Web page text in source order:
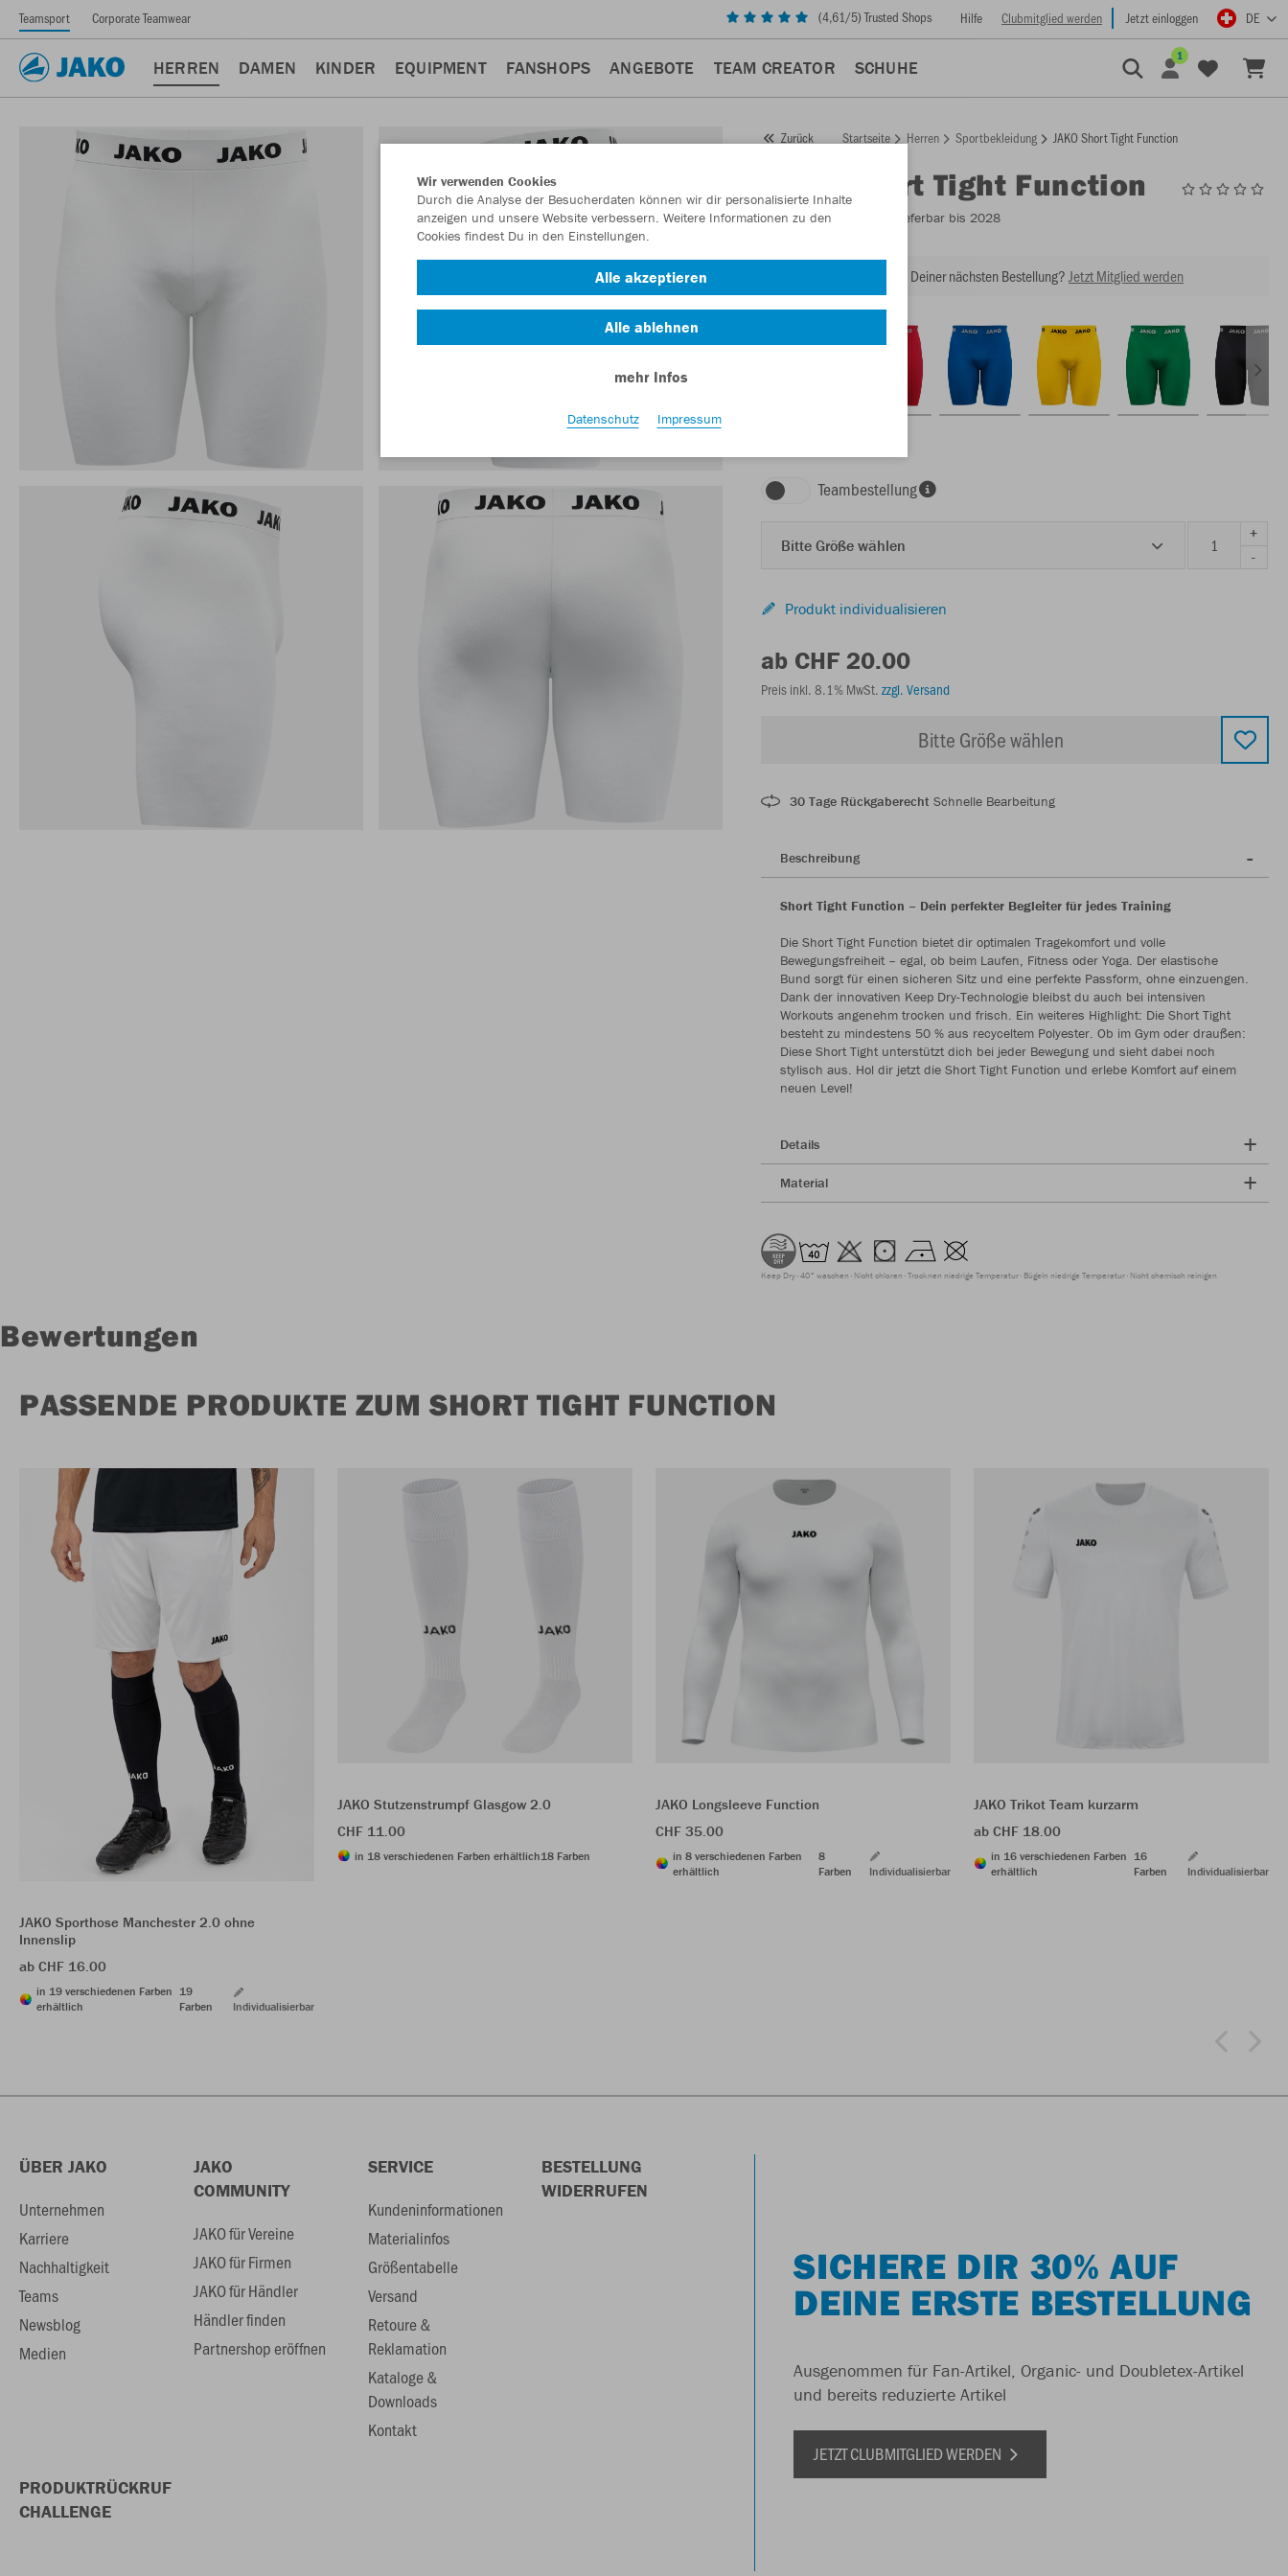
Teamsport Corporate Teamwear (4,61/5) Trusted Shops Hilfe Clubmitglied werden Jetzt einloggen DE
HERREN DAMEN KINDER EQUIPMENT FANSHOPS ANGEBOTE TEAM CREATOR SCHUHE
1
Zurück Startseite Herren Sportbekleidung JAKO Short Tight Function
Short Tight Function
Artikelnummer: - Lieferbar bis 2028
Lust auf 30% Rabatt bei Deiner nächsten Bestellung? Jetzt Mitglied werden
Teambestellung
Bitte Größe wählen
+
-
Produkt individualisieren
ab CHF 20.00
Preis inkl. 8.1% MwSt. zzgl. Versand
Bitte Größe wählen
30 Tage Rückgaberecht Schnelle Bearbeitung
Beschreibung
Short Tight Function – Dein perfekter Begleiter für jedes Training
Die Short Tight Function bietet dir optimalen Tragekomfort und volle
Bewegungsfreiheit – egal, ob beim Laufen, Fitness oder Yoga. Der elastische
Bund sorgt für einen sicheren Sitz und eine perfekte Passform, ohne einzuengen.
Dank der innovativen Keep Dry-Technologie bleibst du auch bei intensiven
Workouts angenehm trocken und frisch. Ein weiteres Highlight: Die Short Tight
besteht zu mindestens 50 % aus recyceltem Polyester. Ob im Gym oder draußen:
Diese Short Tight unterstützt dich bei jeder Bewegung und sieht dabei noch
stylisch aus. Hol dir jetzt die Short Tight Function und erlebe Komfort auf einem
neuen Level!
Details
Material
Keep Dry 40° waschen Nicht chloren Trocknen niedrige Temperatur Bügeln niedrige Temperatur Nicht chemisch reinigen
Bewertungen
PASSENDE PRODUKTE ZUM SHORT TIGHT FUNCTION
JAKO Sporthose Manchester 2.0 ohne
Innenslip
ab CHF 16.00
in 19 verschiedenen Farben
erhältlich
19
Farben
Individualisierbar
JAKO Stutzenstrumpf Glasgow 2.0
CHF 11.00
in 18 verschiedenen Farben erhältlich18 Farben
JAKO Longsleeve Function
CHF 35.00
in 8 verschiedenen Farben
erhältlich
8
Farben
Individualisierbar
JAKO Trikot Team kurzarm
ab CHF 18.00
in 16 verschiedenen Farben
erhältlich
16
Farben
Individualisierbar
ÜBER JAKO
Unternehmen
Karriere
Nachhaltigkeit
Teams
Newsblog
Medien
JAKO
COMMUNITY
JAKO für Vereine
JAKO für Firmen
JAKO für Händler
Händler finden
Partnershop eröffnen
SERVICE
Kundeninformationen
Materialinfos
Größentabelle
Versand
Retoure &
Reklamation
Kataloge &
Downloads
Kontakt
BESTELLUNG
WIDERRUFEN
PRODUKTRÜCKRUF
CHALLENGE
SICHERE DIR 30% AUF
DEINE ERSTE BESTELLUNG
Ausgenommen für Fan-Artikel, Organic- und Doubletex-Artikel
und bereits reduzierte Artikel
JETZT CLUBMITGLIED WERDEN
Wir verwenden Cookies
Durch die Analyse der Besucherdaten können wir dir personalisierte Inhalte
anzeigen und unsere Website verbessern. Weitere Informationen zu den
Cookies findest Du in den Einstellungen.
Alle akzeptieren
Alle ablehnen
mehr Infos
Datenschutz Impressum